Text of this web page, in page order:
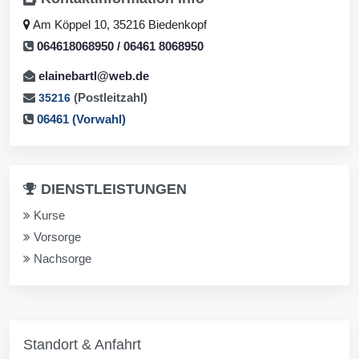
Am Köppel 10, 35216 Biedenkopf
064618068950 / 06461 8068950
elainebartl@web.de
35216 (Postleitzahl)
06461 (Vorwahl)
DIENSTLEISTUNGEN
Kurse
Vorsorge
Nachsorge
Standort & Anfahrt